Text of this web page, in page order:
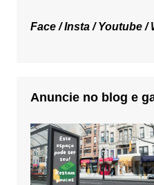
Face /Insta /Youtube /
Anuncie no blog e